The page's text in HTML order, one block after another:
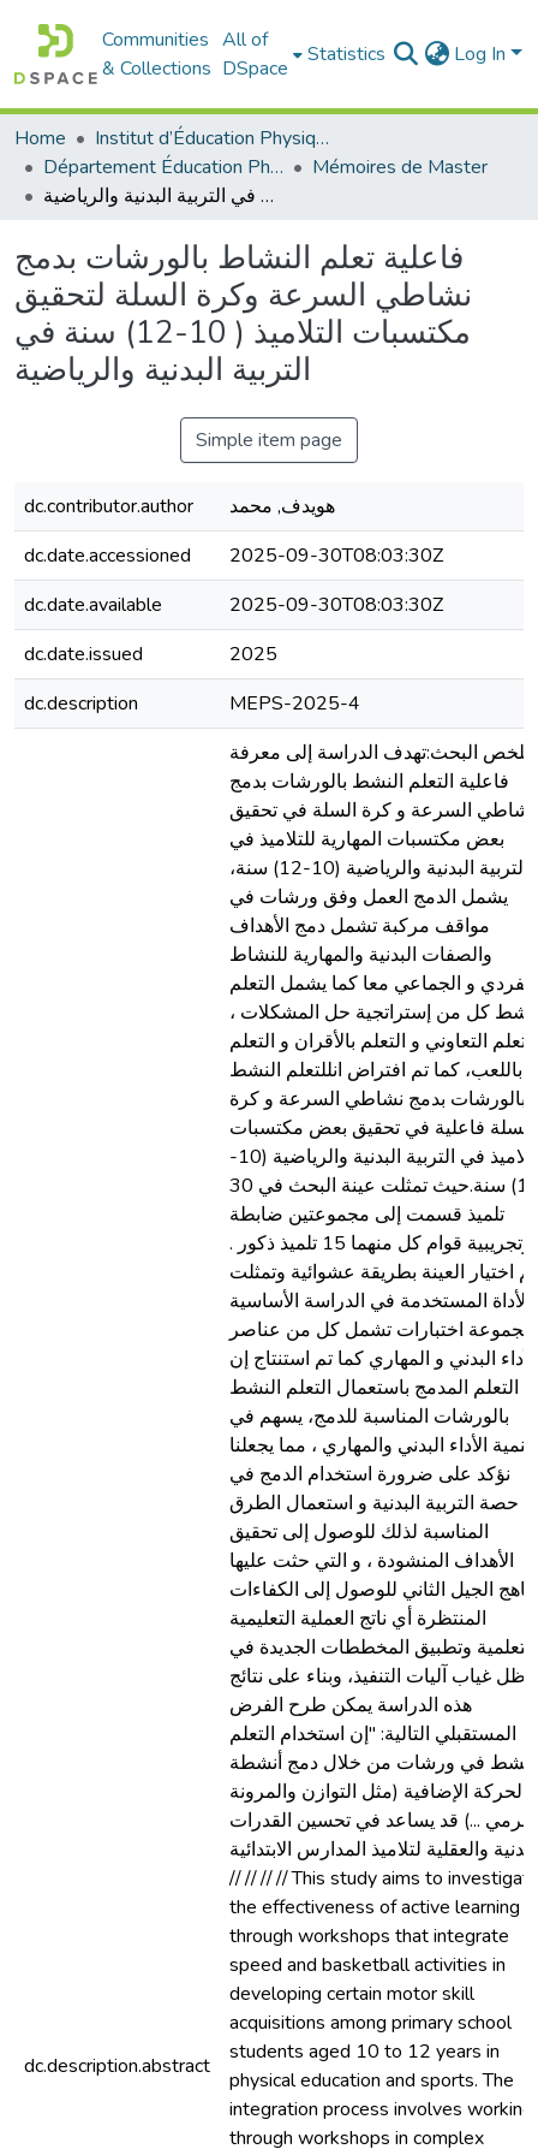
Communities
& Collections
All of
DSpace
Statistics Log In
Home
Institut d’Éducation Physique et Sportive
Département Éducation Physique et Sportive (EPS)
Mémoires de Master
فاعلية تعلم النشاط بالورشات بدمج نشاطي السرعة وكرة السلة لتحقيق مكتسبات التلاميذ ( 10-12) سنة في التربية البدنية والرياضية
فاعلية تعلم النشاط بالورشات بدمج
نشاطي السرعة وكرة السلة لتحقيق
مكتسبات التلاميذ ( 10-12) سنة في
التربية البدنية والرياضية
Simple item page
dc.contributor.author
هويدف, محمد
dc.date.accessioned
2025-09-30T08:03:30Z
dc.date.available
2025-09-30T08:03:30Z
dc.date.issued
2025
dc.description
MEPS-2025-4
dc.description.abstract
ملخص البحث:تهدف الدراسة إلى معرفة
فاعلية التعلم النشط بالورشات بدمج
نشاطي السرعة و كرة السلة في تحقيق
بعض مكتسبات المهارية للتلاميذ في
التربية البدنية والرياضية (10-12) سنة،
يشمل الدمج العمل وفق ورشات في
مواقف مركبة تشمل دمج الأهداف
والصفات البدنية والمهارية للنشاط
الفردي و الجماعي معا كما يشمل التعلم
كل من إستراتجية حل المشكلات ،
التعلم التعاوني و التعلم بالأقران و التعلم
باللعب، كما تم افتراض انللتعلم النشط
بالورشات بدمج نشاطي السرعة و كرة
السلة فاعلية في تحقيق بعض مكتسبات
التلاميذ في التربية البدنية والرياضية (10-
12) سنة.حيث تمثلت عينة البحث في 30
تلميذ قسمت إلى مجموعتين ضابطة
وتجريبية قوام كل منهما 15 تلميذ ذكور .
تم اختيار العينة بطريقة عشوائية وتمثلت
الأداة المستخدمة في الدراسة الأساسية
مجموعة اختبارات تشمل كل من عناصر
الأداء البدني و المهاري كما تم استنتاج إن
التعلم المدمج باستعمال التعلم النشط
بالورشات المناسبة للدمج، يسهم في
تنمية الأداء البدني والمهاري ، مما يجعلنا
نؤكد على ضرورة استخدام الدمج في
حصة التربية البدنية و استعمال الطرق
المناسبة لذلك للوصول إلى تحقيق
الأهداف المنشودة ، و التي حثت عليها
الجيل الثاني للوصول إلى الكفاءات
المنتظرة أي ناتج العملية التعليمية
التعلمية وتطبيق المخططات الجديدة في
ظل غياب آليات التنفيذ، وبناء على نتائج
هذه الدراسة يمكن طرح الفرض
المستقبلي التالية: "إن استخدام التعلم
في ورشات من خلال دمج أنشطة
الحركة الإضافية (مثل التوازن والمرونة
...) قد يساعد في تحسين القدرات
والعقلية لتلاميذ المدارس الابتدائية
// // // // This study aims to
the effectiveness of active learning
through workshops that integrate
speed and basketball activities in
developing certain motor skill
acquisitions among primary school
students aged 10 to 12 years in
physical education and sports. The
integration process involves working
through workshops in complex